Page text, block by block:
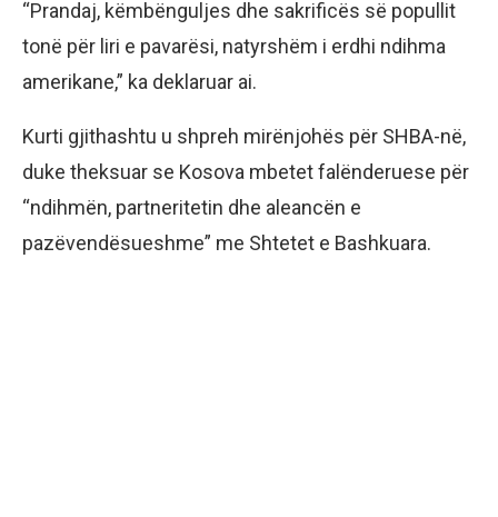
“Prandaj, këmbënguljes dhe sakrificës së popullit
tonë për liri e pavarësi, natyrshëm i erdhi ndihma
amerikane,” ka deklaruar ai.
Kurti gjithashtu u shpreh mirënjohës për SHBA-në,
duke theksuar se Kosova mbetet falënderuese për
“ndihmën, partneritetin dhe aleancën e
pazëvendësueshme” me Shtetet e Bashkuara.